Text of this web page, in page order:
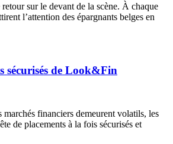
sur le devant de la scène. À chaque
l’attention des épargnants belges en
sécurisés de Look&Fin
marchés financiers demeurent volatils, les
de placements à la fois sécurisés et